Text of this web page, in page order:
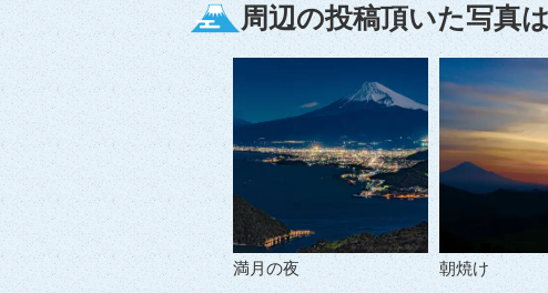
周辺の投稿頂いた写真
満月の夜 朝焼け